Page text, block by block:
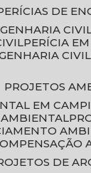
PERÍCIAS DE
PERÍCIA
CIVIL
PROJETOS
EM
AMBIENTAL
DE